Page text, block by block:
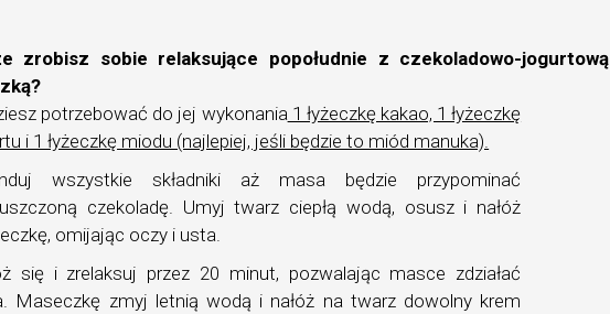
zrobisz sobie relaksujące popołudnie z czekoladowo-jogurtową
potrzebować do jej wykonania1 łyżeczkę kakao, 1 łyżeczkę
i 1 łyżeczkę miodu (najlepiej, jeśli będzie to miód manuka).
wszystkie składniki aż masa będzie przypominać
czekoladę. Umyj twarz ciepłą wodą, osusz i nałóż
omijając oczy i usta.
się i zrelaksuj przez 20 minut, pozwalając masce zdziałać
Maseczkę zmyj letnią wodą i nałóż na twarz dowolny krem